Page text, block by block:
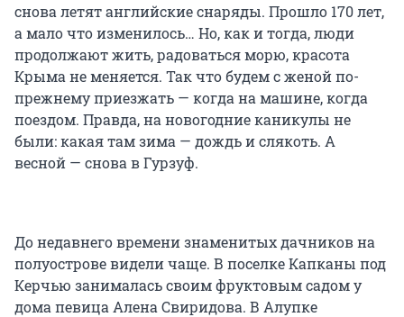
снова летят английские снаряды. Прошло 170 лет,
а мало что изменилось… Но, как и тогда, люди
продолжают жить, радоваться морю, красота
Крыма не меняется. Так что будем с женой по-
прежнему приезжать — когда на машине, когда
поездом. Правда, на новогодние каникулы не
были: какая там зима — дождь и слякоть. А
весной — снова в Гурзуф.
До недавнего времени знаменитых дачников на
полуострове видели чаще. В поселке Капканы под
Керчью занималась своим фруктовым садом у
дома певица Алена Свиридова. В Алупке